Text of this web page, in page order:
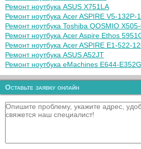
Ремонт ноутбука ASUS X751LA
Ремонт ноутбука Acer ASPIRE V5-132P-
Ремонт ноутбука Toshiba QOSMIO
Ремонт ноутбука Acer Aspire Ethos
Ремонт ноутбука Acer ASPIRE E1-522-
Ремонт ноутбука ASUS A52JT
Ремонт ноутбука eMachines E644-
Оставьте заявку онлайн